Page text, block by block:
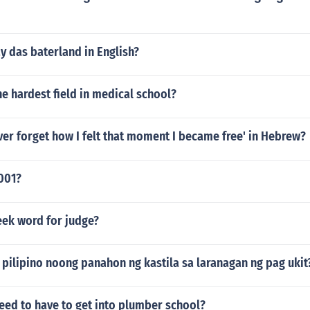
das baterland in English?
hardest field in medical school?
forget how I felt that moment I became free' in Hebrew?
word for judge?
pilipino noong panahon ng kastila sa laranagan ng pag
to have to get into plumber school?